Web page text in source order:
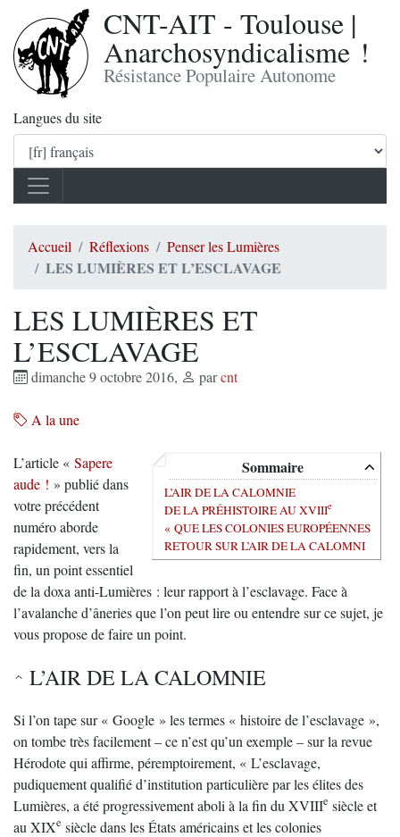
CNT-AIT - Toulouse |
Anarchosyndicalisme !
Résistance Populaire Autonome
Langues du site
Accueil Réflexions Penser les Lumières
LES LUMIÈRES ET L’ESCLAVAGE
LES LUMIÈRES ET
L’ESCLAVAGE
dimanche 9 octobre 2016, parcnt
A la une
Sommaire
L’AIR DE LA CALOMNIE
DE LA PRÉHISTOIRE AU XVIIIe
« QUE LES COLONIES EUROPÉENNES
RETOUR SUR L’AIR DE LA CALOMNI
L’article « Sapere
aude ! » publié dans
votre précédent
numéro aborde
rapidement, vers la
fin, un point essentiel
de la doxa anti-Lumières : leur rapport à l’esclavage. Face à
l’avalanche d’âneries que l’on peut lire ou entendre sur ce sujet, je
vous propose de faire un point.
L’AIR DE LA CALOMNIE
Si l’on tape sur « Google » les termes « histoire de l’esclavage »,
on tombe très facilement – ce n’est qu’un exemple – sur la revue
Hérodote qui affirme, péremptoirement, « L’esclavage,
pudiquement qualifié d’institution particulière par les élites des
Lumières, a été progressivement aboli à la fin du XVIIIe siècle et
au XIXe siècle dans les États américains et les colonies